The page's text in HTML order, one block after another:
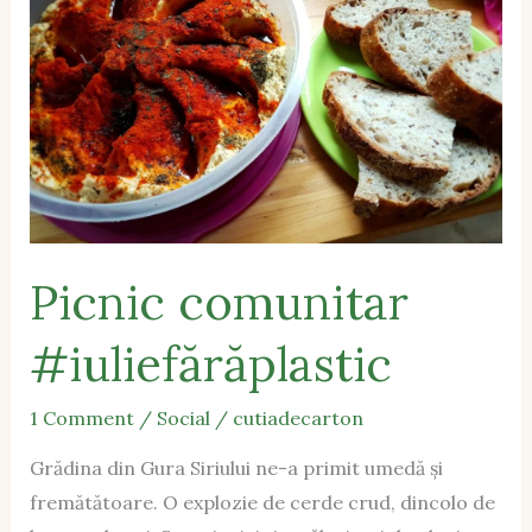
Picnic comunitar
#iuliefărăplastic
1 Comment / Social/ cutiadecarton
Grădina din Gura Siriului ne-a primit umedă și
fremătătoare. O explozie de cerde crud, dincolo de